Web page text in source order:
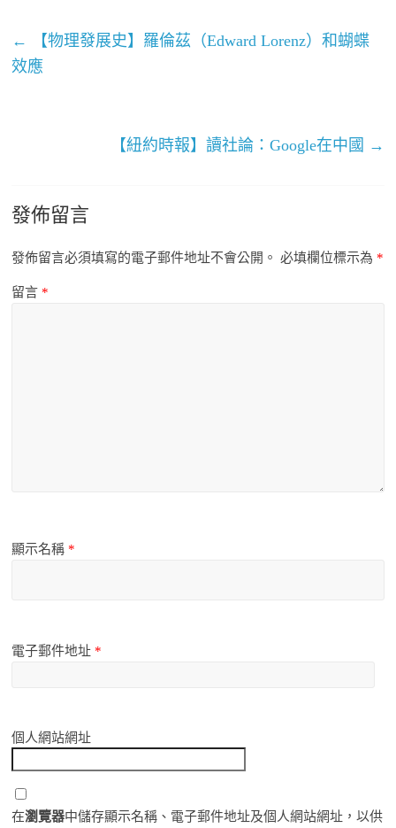
←
【物理發展史】羅倫茲（Edward Lorenz）和蝴蝶
效應
【紐約時報】讀社論：Google在中國 →
發佈留言
發佈留言必須填寫的電子郵件地址不會公開。 必填欄位標示為 *
留言 *
顯示名稱 *
電子郵件地址 *
個人網站網址
在瀏覽器中儲存顯示名稱、電子郵件地址及個人網站網址，以供